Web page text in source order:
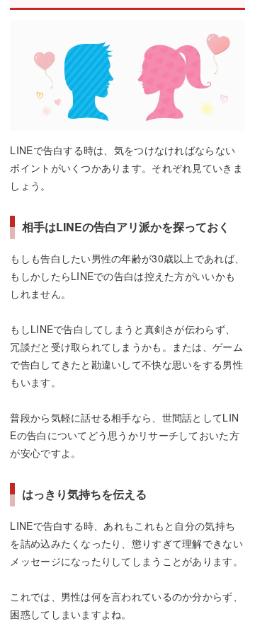
LINEで告白する時は、気をつけなければならない
ポイントがいくつかあります。それぞれ見ていきま
しょう。
相手はLINEの告白アリ派かを探っておく
もしも告白したい男性の年齢が30歳以上であれば、
もしかしたらLINEでの告白は控えた方がいいかも
しれません。
もしLINEで告白してしまうと真剣さが伝わらず、
冗談だと受け取られてしまうかも。または、ゲーム
で告白してきたと勘違いして不快な思いをする男性
もいます。
普段から気軽に話せる相手なら、世間話としてLIN
Eの告白についてどう思うかリサーチしておいた方
が安心ですよ。
はっきり気持ちを伝える
LINEで告白する時、あれもこれもと自分の気持ち
を詰め込みたくなったり、懲りすぎて理解できない
メッセージになったりしてしまうことがあります。
これでは、男性は何を言われているのか分からず、
困惑してしまいますよね。